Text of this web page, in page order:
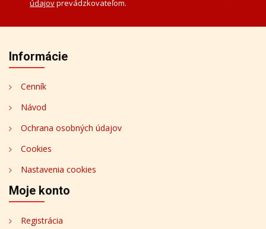
údajovprevádzkovateľom.
Informácie
Cenník
Návod
Ochrana osobných údajov
Cookies
Nastavenia cookies
Moje konto
Registrácia